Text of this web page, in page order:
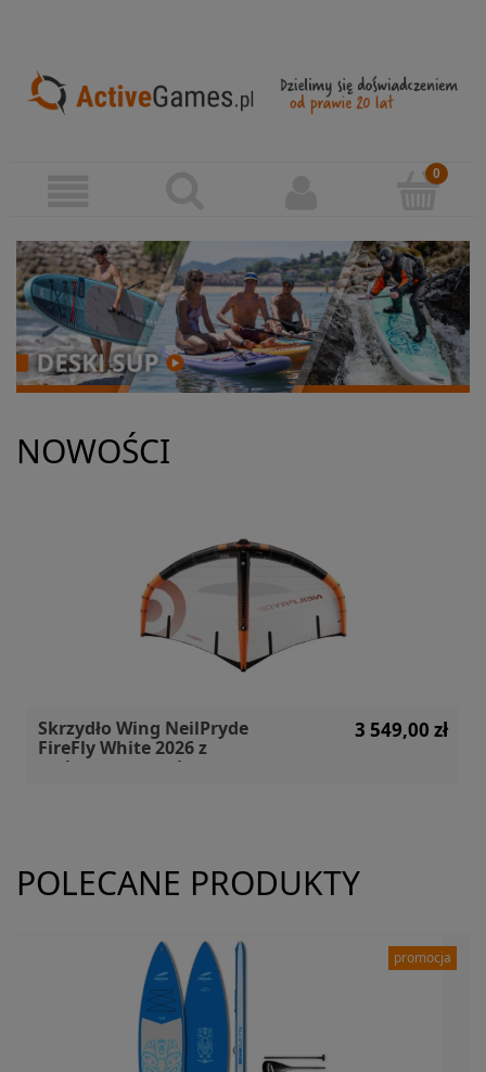
NOWOŚCI
Skrzydło Wing NeilPryde
FireFly White 2026 z
carbonowym uchwytem
3 549,00 zł
POLECANE PRODUKTY
promocja